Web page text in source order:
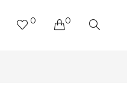
0 0